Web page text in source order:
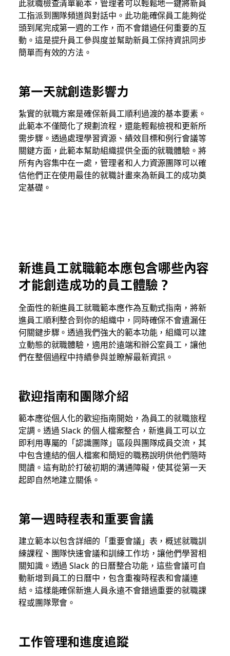
工指派到團隊頻道與對話中。此功能確保員工能夠從
頭到尾完成第一週的工作，而不會錯過任何重要的互
動。這是提升員工參與度並幫助新員工保持資訊同步
簡單而有效的方法。
第一天就創造影響力
紮實的就職方案是確保新員工順利過渡的基本要素。
此範本不僅簡化了規劃流程，還能輕鬆檢視和更新所
需步驟。透過處理學習資源、績效目標和例行會議等
關鍵方面，此範本幫助組織提供全面的就職體驗。將
所有內容集中在一處，管理者和人力資源團隊可以確
信他們正在使用最佳的就職計畫來為新員工的成功奠
定基礎。
新進員工就職範本應包含哪些內容
才能創造成功的員工體驗？
全面性的新進員工就職範本應作為互動式指南，將新
進員工順利整合到你的組織中，同時確保不會遺漏任
何關鍵步驟。透過我們強大的範本功能，組織可以建
立動態的就職體驗，適用於遠端和辦公室員工，讓他
們在整個過程中持續參與並瞭解最新資訊。
歡迎指南和團隊介紹
範本應從個人化的歡迎指南開始，為員工的就職旅程
定調。透過 Slack 的個人檔案整合，新進員工可以立
即利用專屬的「認識團隊」區段與團隊成員交流，其
中包含連結的個人檔案和簡短的職務說明供他們隨時
閱讀。這有助於打破初期的溝通障礙，使其從第一天
起即自然地建立關係。
第一週時程表和重要會議
建立範本以包含詳細的「重要會議」表，概述就職訓
練課程、團隊快速會議和訓練工作坊，讓他們學習相
關知識。透過 Slack 的日曆整合功能，這些會議可自
動新增到員工的日曆中，包含重複時程表和會議連
結。這樣能確保新進人員永遠不會錯過重要的就職課
程或團隊聚會。
工作管理和進度追蹤